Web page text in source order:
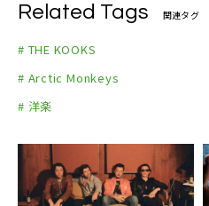
Related Tags 関連タグ
# THE KOOKS
# Arctic Monkeys
# 洋楽